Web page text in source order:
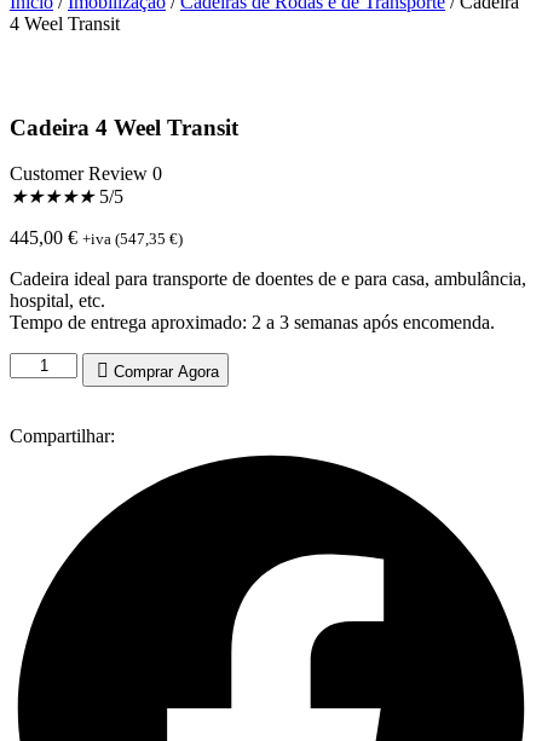
4 Weel Transit
Cadeira 4 Weel Transit
Customer Review 0
★★★★★ 5/5
445,00 € +iva (547,35 €)
Cadeira ideal para transporte de doentes de e para casa, ambulância,
hospital, etc.
Tempo de entrega aproximado: 2 a 3 semanas após encomenda.
Quantidade
de
4
Weel
Comprar Agora
Compartilhar: